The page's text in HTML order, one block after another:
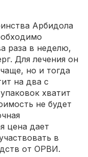
Арбидола
раза в неделю,
Для лечения он
но и тогда
на два с
хватит
не будет
цена дает
в
от ОРВИ.